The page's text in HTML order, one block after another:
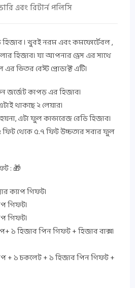
এবং রিটার্ন পলিসি
হিজাব । খুবই নরম এবং কমফোর্টেবল ,
হিজাব। যা আপনার ড্রেস এর সাথে
ভিতর বেস্ট প্রোডাক্ট এটি।
জর্জেট কাপড় এর হিজাব।
থাকছে ২ লেয়ার।
এটা ফুল কাভারেজ রেডি হিজাব।
থেকে ৫.৭ ফিট উচ্চতার সবার ফুল
: 🎁
ক্যাপ গিফট।
গিফট।
গিফট।
১ হিজাব পিন গিফট + হিজাব বাক্স।
+ ১ চকলেট + ১ হিজাব পিন গিফট +